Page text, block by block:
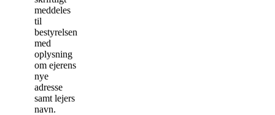
meddeles
til
bestyrelsen
med
oplysning
om ejerens
nye
adresse
samt lejers
navn.